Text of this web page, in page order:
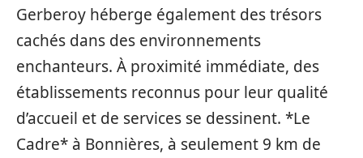
Gerberoy héberge également des trésors
cachés dans des environnements
enchanteurs. À proximité immédiate, des
établissements reconnus pour leur qualité
d’accueil et de services se dessinent. *Le
Cadre* à Bonnières, à seulement 9 km de